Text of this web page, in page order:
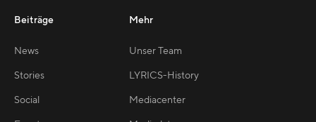
Beiträge
News
Stories
Social
Mehr
Unser Team
LYRICS-History
Mediacenter